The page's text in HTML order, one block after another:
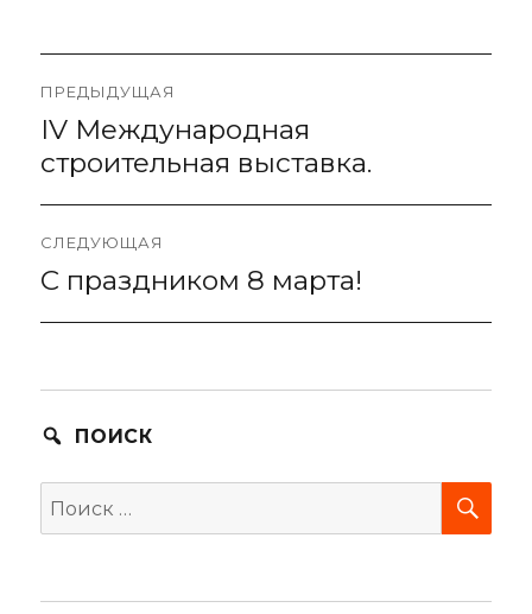
Навигация
по
записям
ПРЕДЫДУЩАЯ
Предыдущая
IV Международная
строительная выставка.
СЛЕДУЮЩАЯ
Следующая
запись:
С праздником 8 марта!
ПОИСК
Search
for: